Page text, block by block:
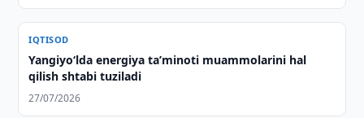
IQTISOD
Yangiyo‘lda energiya taʼminoti muammolarini hal
qilish shtabi tuziladi
27/07/2026